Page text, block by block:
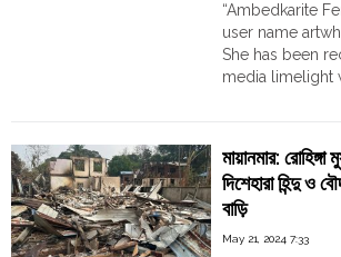
“Ambedkarite
user name
She has been
media limelight
মায়ানমার:
দিশেহারা হিন্দু ও
বাড়ি
May 21, 2024 7:33